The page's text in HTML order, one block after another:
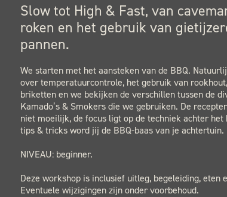
Slow tot High & Fast, van
roken en het gebruik van
pannen.
We starten met het aansteken van de BBQ.
over temperatuurcontrole, het gebruik van
briketten en we bekijken de verschillen tussen de
Kamado’s & Smokers die we gebruiken. De
niet moeilijk, de focus ligt op de techniek achter het
tips & tricks word jij de BBQ-baas van je achtertuin.
NIVEAU: beginner.
Deze workshop is inclusief uitleg, begeleiding, eten
Eventuele wijzigingen zijn onder voorbehoud.